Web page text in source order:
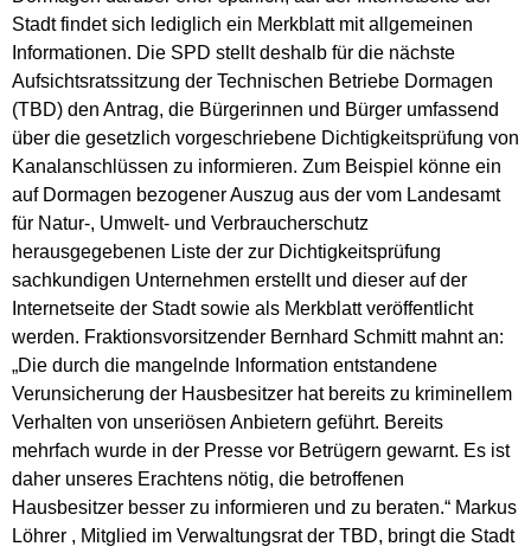
Stadt findet sich lediglich ein Merkblatt mit allgemeinen
Informationen. Die SPD stellt deshalb für die nächste
Aufsichtsratssitzung der Technischen Betriebe Dormagen
(TBD) den Antrag, die Bürgerinnen und Bürger umfassend
über die gesetzlich vorgeschriebene Dichtigkeitsprüfung von
Kanalanschlüssen zu informieren. Zum Beispiel könne ein
auf Dormagen bezogener Auszug aus der vom Landesamt
für Natur-, Umwelt- und Verbraucherschutz
herausgegebenen Liste der zur Dichtigkeitsprüfung
sachkundigen Unternehmen erstellt und dieser auf der
Internetseite der Stadt sowie als Merkblatt veröffentlicht
werden. Fraktionsvorsitzender Bernhard Schmitt mahnt an:
„Die durch die mangelnde Information entstandene
Verunsicherung der Hausbesitzer hat bereits zu kriminellem
Verhalten von unseriösen Anbietern geführt. Bereits
mehrfach wurde in der Presse vor Betrügern gewarnt. Es ist
daher unseres Erachtens nötig, die betroffenen
Hausbesitzer besser zu informieren und zu beraten.“ Markus
Löhrer , Mitglied im Verwaltungsrat der TBD, bringt die Stadt